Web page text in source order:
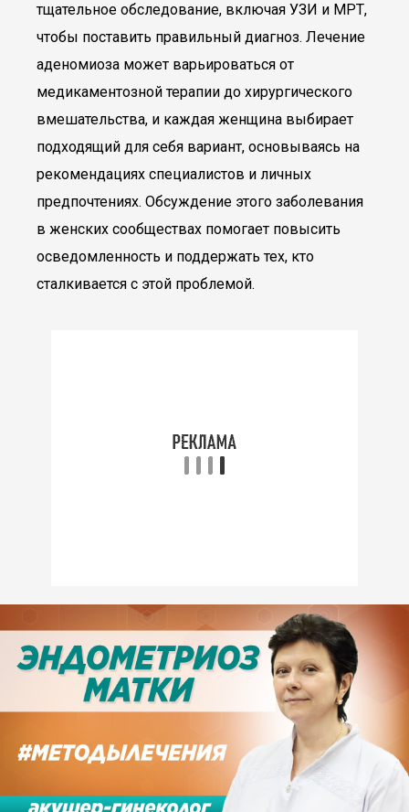
тщательное обследование, включая УЗИ и МРТ,
чтобы поставить правильный диагноз. Лечение
аденомиоза может варьироваться от
медикаментозной терапии до хирургического
вмешательства, и каждая женщина выбирает
подходящий для себя вариант, основываясь на
рекомендациях специалистов и личных
предпочтениях. Обсуждение этого заболевания
в женских сообществах помогает повысить
осведомленность и поддержать тех, кто
сталкивается с этой проблемой.